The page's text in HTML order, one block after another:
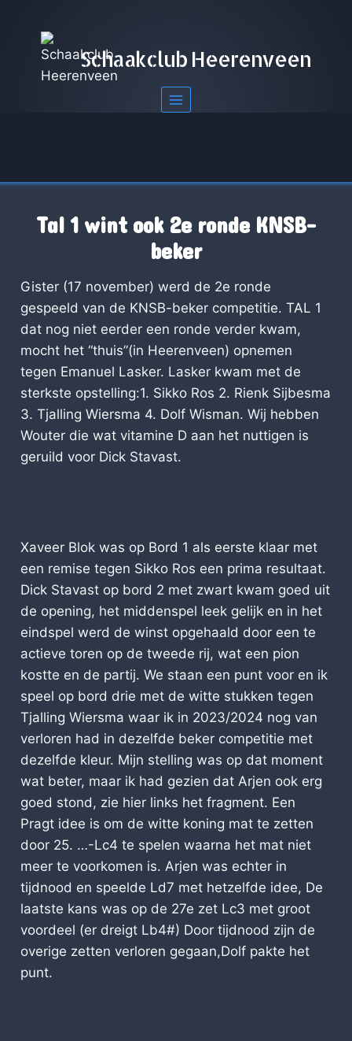
inhoud
Schaakclub Heerenveen
Tal 1 wint ook 2e ronde KNSB-
beker
Gister (17 november) werd de 2e ronde
gespeeld van de KNSB-beker competitie. TAL 1
dat nog niet eerder een ronde verder kwam,
mocht het “thuis”(in Heerenveen) opnemen
tegen Emanuel Lasker. Lasker kwam met de
sterkste opstelling:1. Sikko Ros 2. Rienk Sijbesma
3. Tjalling Wiersma 4. Dolf Wisman. Wij hebben
Wouter die wat vitamine D aan het nuttigen is
geruild voor Dick Stavast.
Xaveer Blok was op Bord 1 als eerste klaar met
een remise tegen Sikko Ros een prima resultaat.
Dick Stavast op bord 2 met zwart kwam goed uit
de opening, het middenspel leek gelijk en in het
eindspel werd de winst opgehaald door een te
actieve toren op de tweede rij, wat een pion
kostte en de partij. We staan een punt voor en ik
speel op bord drie met de witte stukken tegen
Tjalling Wiersma waar ik in 2023/2024 nog van
verloren had in dezelfde beker competitie met
dezelfde kleur. Mijn stelling was op dat moment
wat beter, maar ik had gezien dat Arjen ook erg
goed stond, zie hier links het fragment. Een
Pragt idee is om de witte koning mat te zetten
door 25. …-Lc4 te spelen waarna het mat niet
meer te voorkomen is. Arjen was echter in
tijdnood en speelde Ld7 met hetzelfde idee, De
laatste kans was op de 27e zet Lc3 met groot
voordeel (er dreigt Lb4#) Door tijdnood zijn de
overige zetten verloren gegaan,Dolf pakte het
punt.